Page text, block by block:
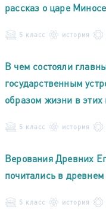
рассказ о царе
5 класс история
В чем состояли
государственным
образом жизни в этих
5 класс история
Верования Древних
почитались в
5 класс история